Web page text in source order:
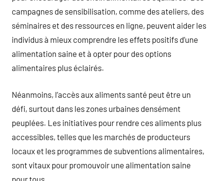
campagnes de sensibilisation, comme des ateliers, des
séminaires et des ressources en ligne, peuvent aider les
individus à mieux comprendre les effets positifs d’une
alimentation saine et à opter pour des options
alimentaires plus éclairés.
Néanmoins, l’accès aux aliments santé peut être un
défi, surtout dans les zones urbaines densément
peuplées. Les initiatives pour rendre ces aliments plus
accessibles, telles que les marchés de producteurs
locaux et les programmes de subventions alimentaires,
sont vitaux pour promouvoir une alimentation saine
pour tous.